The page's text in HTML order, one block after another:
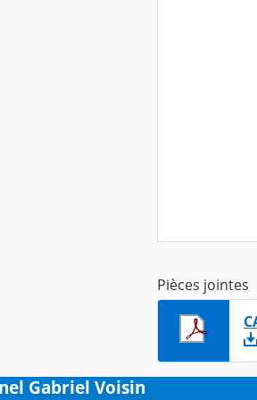
Pièces jointes
Gabriel Voisin